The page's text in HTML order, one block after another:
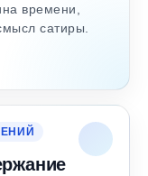
времени,
сатиры.